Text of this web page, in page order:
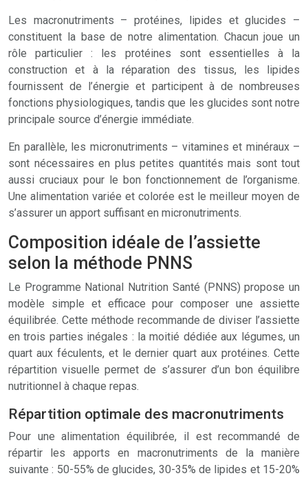
Les macronutriments – protéines, lipides et glucides –
constituent la base de notre alimentation. Chacun joue un
rôle particulier : les protéines sont essentielles à la
construction et à la réparation des tissus, les lipides
fournissent de l’énergie et participent à de nombreuses
fonctions physiologiques, tandis que les glucides sont notre
principale source d’énergie immédiate.
En parallèle, les micronutriments – vitamines et minéraux –
sont nécessaires en plus petites quantités mais sont tout
aussi cruciaux pour le bon fonctionnement de l’organisme.
Une alimentation variée et colorée est le meilleur moyen de
s’assurer un apport suffisant en micronutriments.
Composition idéale de l’assiette
selon la méthode PNNS
Le Programme National Nutrition Santé (PNNS) propose un
modèle simple et efficace pour composer une assiette
équilibrée. Cette méthode recommande de diviser l’assiette
en trois parties inégales : la moitié dédiée aux légumes, un
quart aux féculents, et le dernier quart aux protéines. Cette
répartition visuelle permet de s’assurer d’un bon équilibre
nutritionnel à chaque repas.
Répartition optimale des macronutriments
Pour une alimentation équilibrée, il est recommandé de
répartir les apports en macronutriments de la manière
suivante : 50-55% de glucides, 30-35% de lipides et 15-20%